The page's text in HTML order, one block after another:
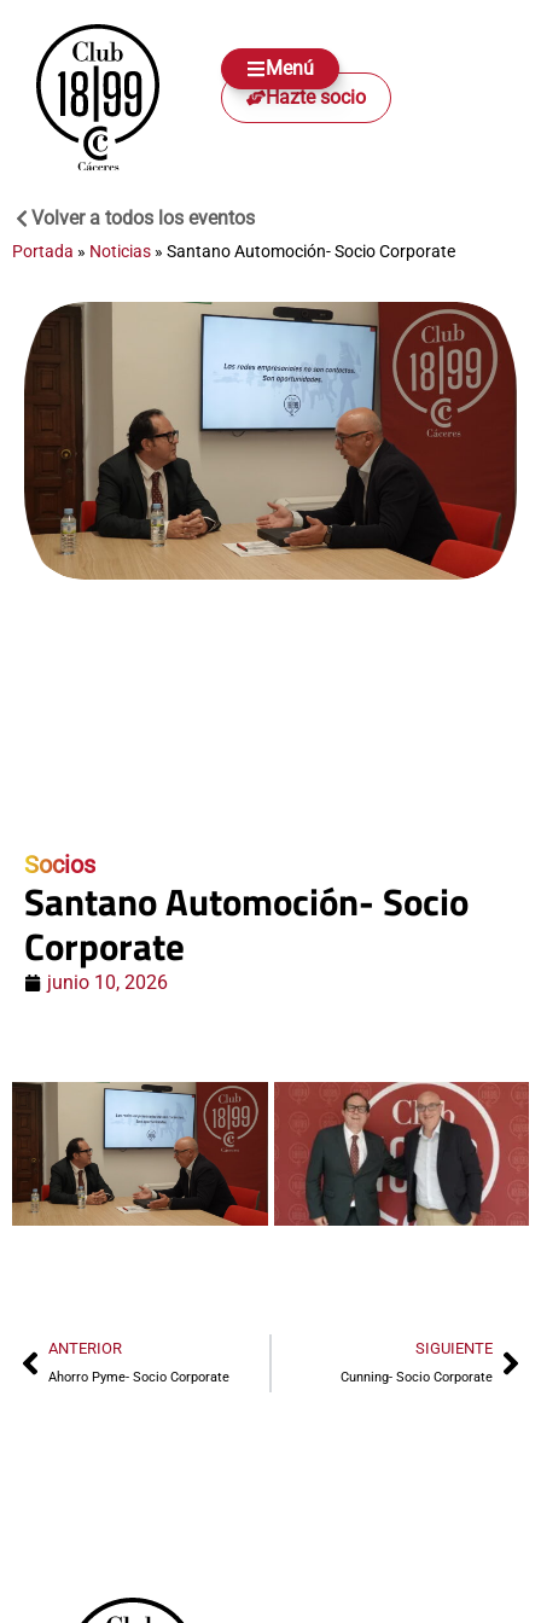
Hazte socio
Menú
Volver a todos los eventos
Portada » Noticias » Santano Automoción- Socio Corporate
Socios
Santano Automoción- Socio
Corporate
junio 10, 2026
ANTERIOR
Ahorro Pyme- Socio Corporate
SIGUIENTE
Cunning- Socio Corporate